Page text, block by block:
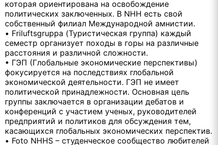
которая ориентирована на освобождение
политических заключенных. В NHH есть свой
собственный филиал Международной амнистии.
• Friluftsgruppa (Туристическая группа) каждый
семестр организует походы в горы на различные
расстояния и различной сложности.
• ГЭП (Глобальные экономические перспективы)
фокусируется на последствиях глобальной
экономической деятельности. ГЭП не имеет
политической принадлежности. Основная цель
группы заключается в организации дебатов и
конференций с участием ученых, руководителей
предприятий и политиков для обсуждения тем,
касающихся глобальных экономических перспектив.
• Foto NHHS – студенческое сообщество любителей